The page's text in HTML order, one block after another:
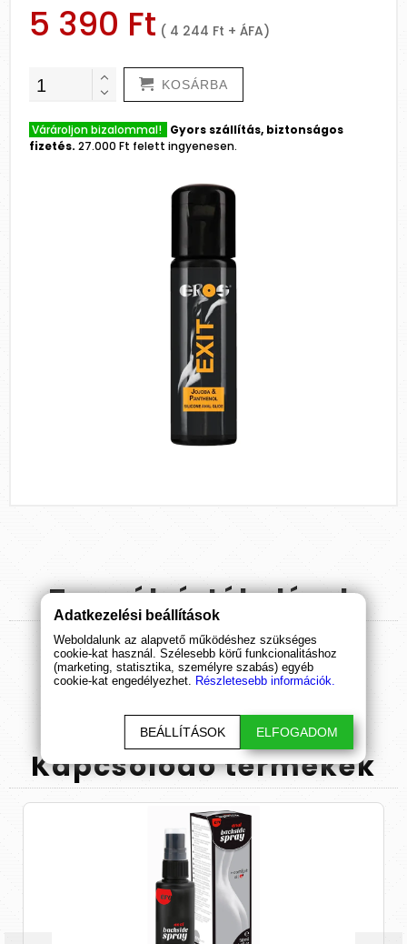
5 390 Ft ( 4 244 Ft + ÁFA)
KOSÁRBA
Várároljon bizalommal! Gyors szállítás, biztonságos
fizetés. 27.000 Ft felett ingyenesen.
Termékértékelések
ÉRTÉKELÉS BEKÜLDÉSE
Kapcsolódótermékek
Adatkezelési beállítások
Weboldalunk az alapvető működéshez szükséges
cookie-kat használ. Szélesebb körű funkcionalitáshoz
(marketing, statisztika, személyre szabás) egyéb
cookie-kat engedélyezhet. Részletesebb információk.
BEÁLLÍTÁSOK ELFOGADOM